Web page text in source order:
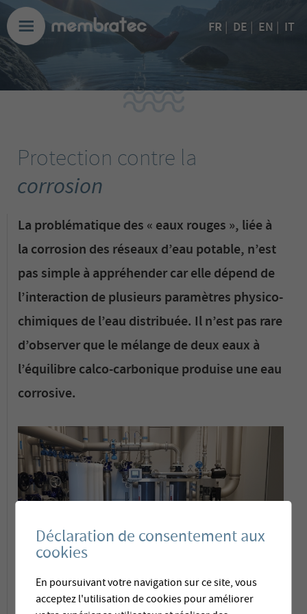
FR DE EN IT
Protection contre la
corrosion
La problématique des « eaux rouges », liée à
la corrosion des réseaux d’eau potable, n’est
pas simple à appréhender car elle dépend de
l’interaction de plusieurs paramètres physico-
chimiques de l’eau distribuée. Il n’est pas rare
d’observer que le mélange de deux eaux à
l’équilibre calco-carbonique produise une eau
corrosive.
Membratec propose son expertise pour
Déclaration de consentement aux
cookies
En poursuivant votre navigation sur ce site, vous
acceptez l'utilisation de cookies pour améliorer